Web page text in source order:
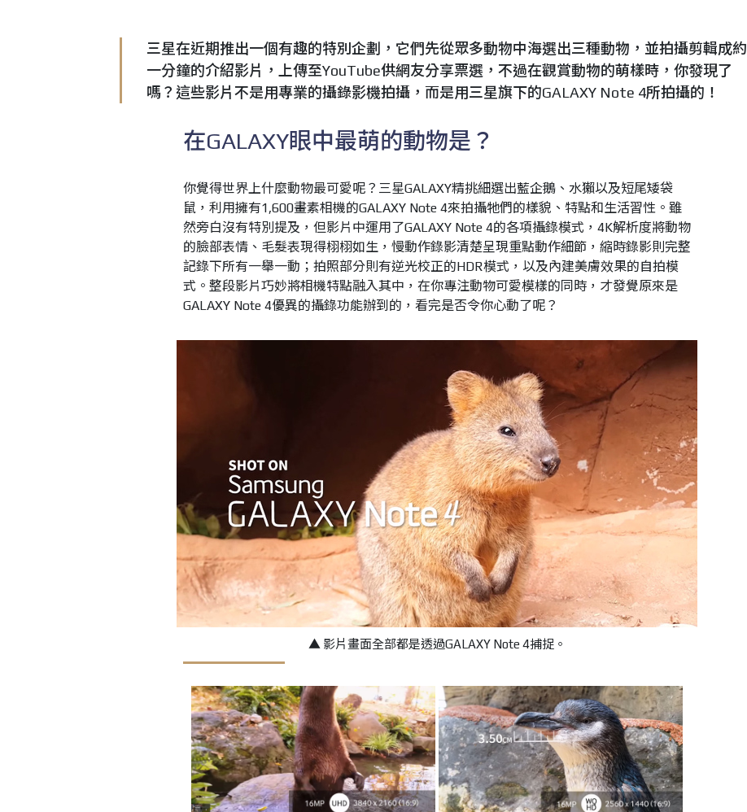
三星在近期推出一個有趣的特別企劃，它們先從眾多動物中海選出三種動物，並拍攝剪輯成約
一分鐘的介紹影片，上傳至YouTube供網友分享票選，不過在觀賞動物的萌樣時，你發現了
嗎？這些影片不是用專業的攝錄影機拍攝，而是用三星旗下的GALAXY Note 4所拍攝的！
在GALAXY眼中最萌的動物是？
你覺得世界上什麼動物最可愛呢？三星GALAXY精挑細選出藍企鵝、水獺以及短尾矮袋
鼠，利用擁有1,600畫素相機的GALAXY Note 4來拍攝牠們的樣貌、特點和生活習性。雖
然旁白沒有特別提及，但影片中運用了GALAXY Note 4的各項攝錄模式，4K解析度將動物
的臉部表情、毛髮表現得栩栩如生，慢動作錄影清楚呈現重點動作細節，縮時錄影則完整
記錄下所有一舉一動；拍照部分則有逆光校正的HDR模式，以及內建美膚效果的自拍模
式。整段影片巧妙將相機特點融入其中，在你專注動物可愛模樣的同時，才發覺原來是
GALAXY Note 4優異的攝錄功能辦到的，看完是否令你心動了呢？
▲ 影片畫面全部都是透過GALAXY Note 4捕捉。